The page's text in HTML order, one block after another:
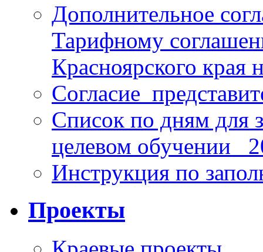
Дополнительное
Тарифному
Красноярского края
Список по дням для
целевом обучении_
Инструкция по
Проекты